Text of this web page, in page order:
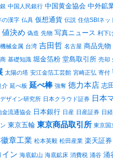
中国人民銀行 中国黄金協会 中外鉱
の漢字 仏具 仮想通貨 伝説 住信SBIネッ
値決め 偽造 先物 写真ニュース 利下
械金属 台湾 吉田哲 名古屋 商品先物
基礎知識 堀金箔粉 堂島取引所 売却
太陽の塔 安江金箔工芸館 宮崎正弘 寄付
介 延べ板 延べ棒 強奪 徳力本店 志
ザイン研究所 日本クラウド証券 日本
金流通協会 日本銀行 日産 日産証券 日経
東京五輪 東京商品取引所 東京国
章工業 松本英毅 松田産業 楽天証券
イン 海底鉱山 海底鉱床 消費税 涌谷 涌